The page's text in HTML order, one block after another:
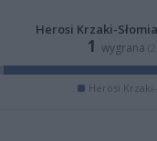
Herosi Krzaki-
1 wygrana
Herosi